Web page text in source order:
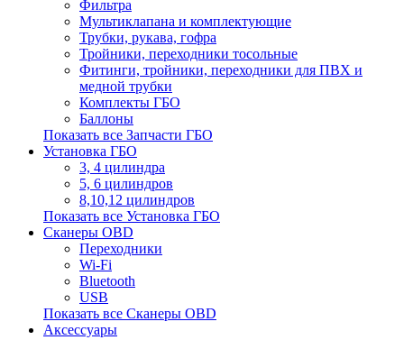
Фильтра
Мультиклапана и комплектующие
Трубки, рукава, гофра
Тройники, переходники тосольные
Фитинги, тройники, переходники для ПВХ и
медной трубки
Комплекты ГБО
Баллоны
Показать все Запчасти ГБО
Установка ГБО
3, 4 цилиндра
5, 6 цилиндров
8,10,12 цилиндров
Показать все Установка ГБО
Сканеры OBD
Переходники
Wi-Fi
Bluetooth
USB
Показать все Сканеры OBD
Аксессуары